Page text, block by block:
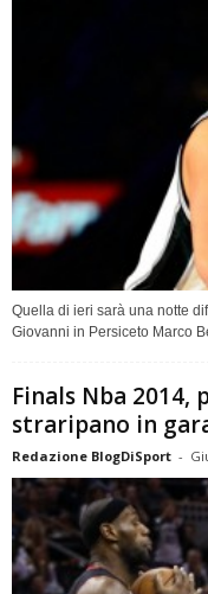
Quella di ieri sarà una notte
Giovanni in Persiceto Marco
Finals Nba 2014,
straripano in
Redazione BlogDiSport -